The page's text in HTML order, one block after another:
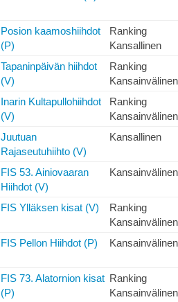
Posion kaamoshiihdot
(P)
Ranking
Kansallinen
Tapaninpäivän hiihdot
(V)
Ranking
Kansainvälinen
Inarin Kultapullohiihdot
(V)
Ranking
Kansainvälinen
Juutuan
Rajaseutuhiihto (V)
Kansallinen
FIS 53. Ainiovaaran
Hiihdot (V)
Kansainvälinen
FIS Ylläksen kisat (V)
Ranking
Kansainvälinen
FIS Pellon Hiihdot (P) Kansainvälinen
FIS 73. Alatornion kisat
(P)
Ranking
Kansainvälinen